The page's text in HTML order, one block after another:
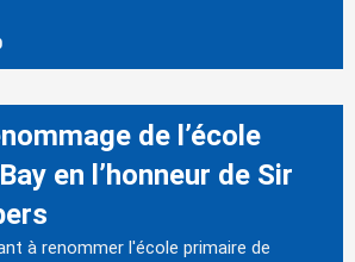
de l’école
en l’honneur de Sir
à renommer l'école primaire de